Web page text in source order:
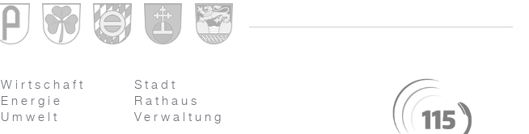
Wirtschaft
Energie
Umwelt
Stadt
Rathaus
Verwaltung